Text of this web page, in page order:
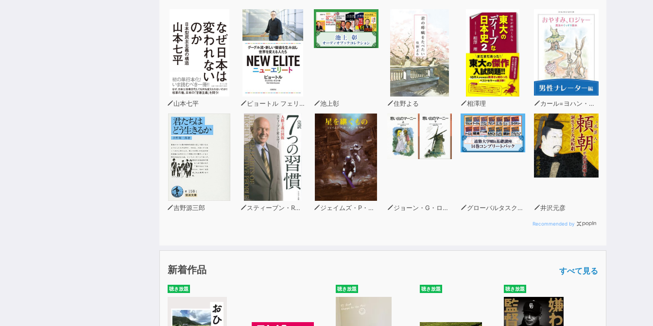
山本七平 ピョートル フェリクス グジバチ 池上彰 住野よる 相澤理 カール=ヨハン・エリーン
吉野源三郎 スティーブン・R・コヴィー ジェイムズ・P・ホーガン ジョーン・G・ロビンソン グローバルタスクフォース(著) 井沢元彦
Recommended by
新着作品 すべて見る
聴き放題 聴き放題 聴き放題 聴き放題